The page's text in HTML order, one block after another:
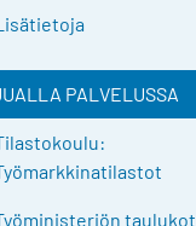
PALVELUSSA
taulukot